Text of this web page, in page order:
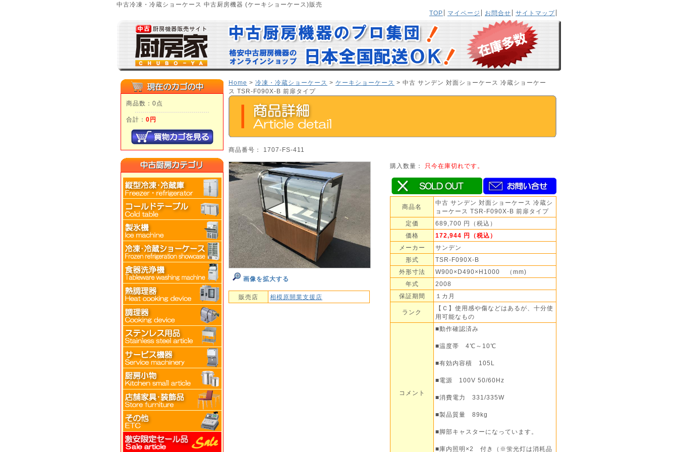
中古冷凍・冷蔵ショーケース 中古厨房機器 (ケーキショーケース)販売
TOP
マイページ お問合せ サイトマップ
商品数：0点
合計： 0円
Home > 冷凍・冷蔵ショーケース > ケーキショーケース > 中古 サンデン 対面ショーケース 冷蔵ショーケー
ス TSR-F090X-B 前扉タイプ
商品番号： 1707-FS-411
画像を拡大する
販売店 相模原開業支援店
購入数量： 只今在庫切れです。
商品名
中古 サンデン 対面ショーケース 冷蔵シ
ョーケース TSR-F090X-B 前扉タイプ
定価
689,700 円（税込）
価格
172,944 円（税込）
メーカー
サンデン
形式
TSR-F090X-B
外形寸法
W900×D490×H1000 （mm)
年式
2008
保証期間
１カ月
ランク
【Ｃ】使用感や傷などはあるが、十分使
用可能なもの
コメント
■動作確認済み
■温度帯 4℃～10℃
■有効内容積 105L
■電源 100V 50/60Hz
■消費電力 331/335W
■製品質量 89kg
■脚部キャスターになっています。
■庫内照明×2 付き（※蛍光灯は消耗品